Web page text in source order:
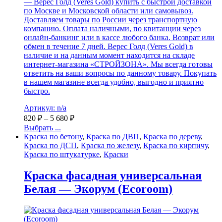
по Москве и Московской области или самовывоз.
Доставляем товары по России через транспортную
компанию. Оплата наличными, по квитанции через
онлайн-банкинг или в кассе любого банка. Возврат или
обмен в течение 7 дней. Верес Голд (Veres Gold) в
наличие и на данным момент находится на складе
интернет-магазина «СТРОЙЗОНА». Мы всегда готовы
ответить на ваши вопросы по данному товару. Покупать
в нашем магазине всегда удобно, выгодно и приятно
быстро.
Артикул: n/a
820 ₽ – 5 680 ₽
Выбрать ...
Краска по бетону, Краска по ДВП, Краска по дереву,
Краска по ДСП, Краска по железу, Краска по кирпичу,
Краска по штукатурке, Краски
Краска фасадная универсальная
Белая — Экорум (Ecoroom)